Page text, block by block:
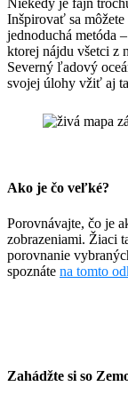
Niekedy je fajn
Inšpirovať sa
jednoduchá metóda
ktorej nájdu všetci z
Severný ľadový
svojej úlohy vžiť aj
Ako je čo veľké?
Porovnávajte, čo je
zobrazeniami. Žiaci
porovnanie
spoznáte na tomto
Zahádžte si so